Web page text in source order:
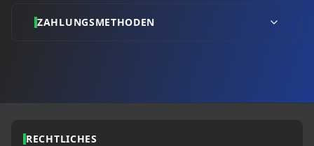
ZAHLUNGSMETHODEN
RECHTLICHES